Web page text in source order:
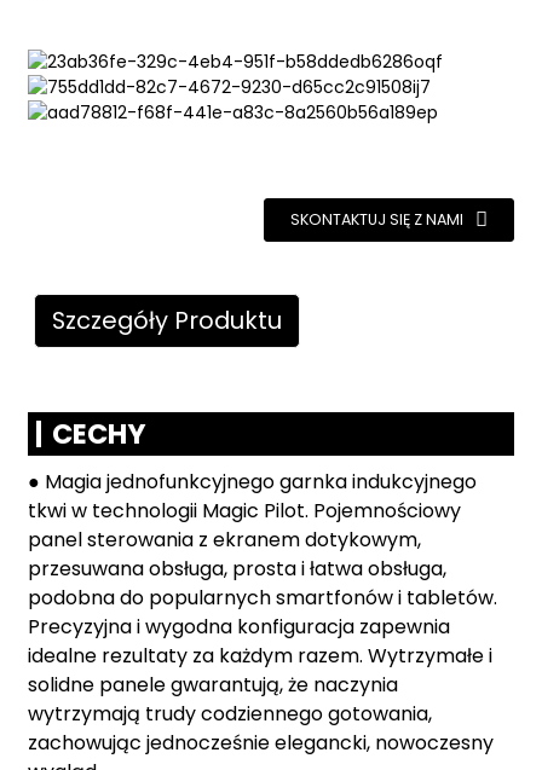
SKONTAKTUJ SIĘ Z NAMI
Szczegóły Produktu
CECHY
● Magia jednofunkcyjnego garnka indukcyjnego
tkwi w technologii Magic Pilot. Pojemnościowy
panel sterowania z ekranem dotykowym,
przesuwana obsługa, prosta i łatwa obsługa,
podobna do popularnych smartfonów i tabletów.
Precyzyjna i wygodna konfiguracja zapewnia
idealne rezultaty za każdym razem. Wytrzymałe i
solidne panele gwarantują, że naczynia
wytrzymają trudy codziennego gotowania,
zachowując jednocześnie elegancki, nowoczesny